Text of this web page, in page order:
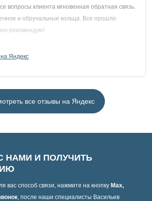
вопросы клиента мгновенная обратная связь.
и обручальные кольца. Все прошло
рекомендую!
Яндекс
все отзывы на Яндекс
НАМИ И ПОЛУЧИТЬ
вас способ связи, нажмите на кнопку Max,
, после наши специалисты Васильев